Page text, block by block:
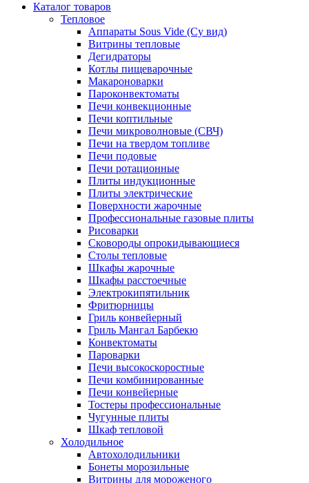
Каталог товаров
Тепловое
Аппараты Sous Vide (Су вид)
Витрины тепловые
Дегидраторы
Котлы пищеварочные
Макароноварки
Пароконвектоматы
Печи конвекционные
Печи коптильные
Печи микроволновые (СВЧ)
Печи на твердом топливе
Печи подовые
Печи ротационные
Плиты индукционные
Плиты электрические
Поверхности жарочные
Профессиональные газовые плиты
Рисоварки
Сковороды опрокидывающиеся
Столы тепловые
Шкафы жарочные
Шкафы расстоечные
Электрокипятильник
Фритюрницы
Гриль конвейерный
Гриль Мангал Барбекю
Конвектоматы
Пароварки
Печи высокоскоростные
Печи комбинированные
Печи конвейерные
Тостеры профессиональные
Чугунные плиты
Шкаф тепловой
Холодильное
Автохолодильники
Бонеты морозильные
Витрины для мороженого